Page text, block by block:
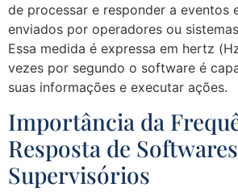
de processar e responder a eventos
enviados por operadores ou
Essa medida é expressa em hertz
vezes por segundo o software é
suas informações e executar ações.
Importância da
Resposta de Softwares
Supervisórios